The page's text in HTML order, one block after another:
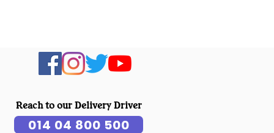
014 04 800 500
Reach to our Delivery Driver